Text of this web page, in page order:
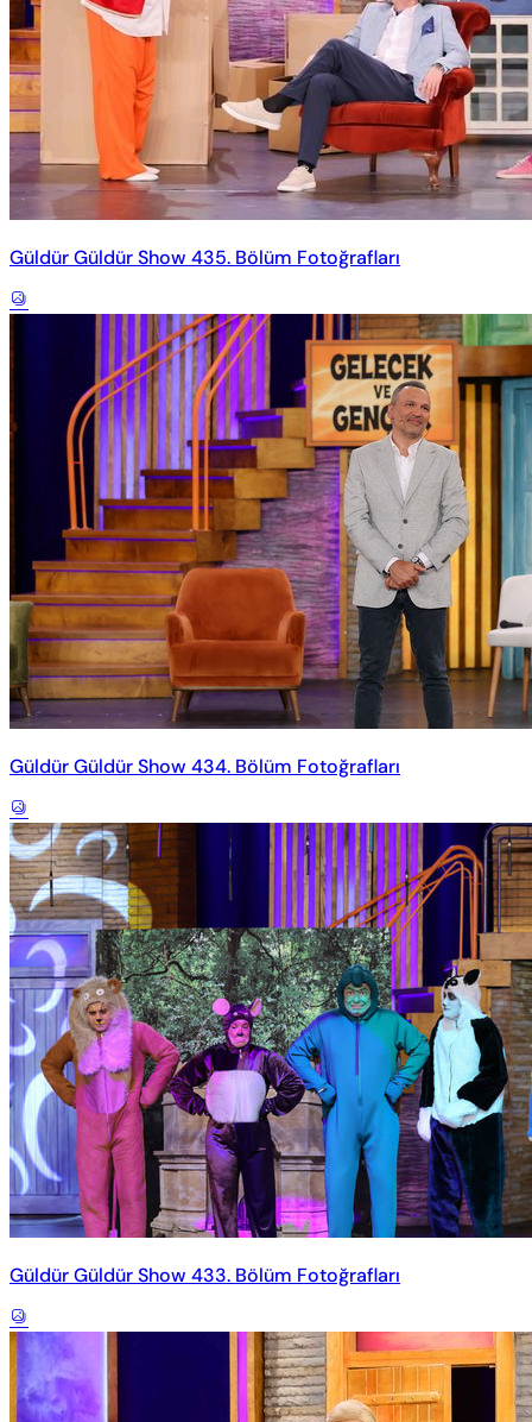
Güldür Güldür Show 435. Bölüm Fotoğrafları
Güldür Güldür Show 434. Bölüm Fotoğrafları
Güldür Güldür Show 433. Bölüm Fotoğrafları